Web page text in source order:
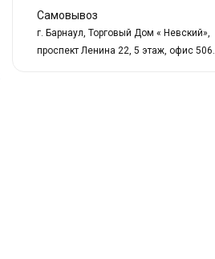
Самовывоз
г. Барнаул, Торговый Дом « Невский»,
проспект Ленина 22, 5 этаж, офис 506.